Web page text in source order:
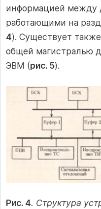
информацией
работающими на
4). Существует
общей магистралью
ЭВМ (рис. 5).
Рис. 4. Структура